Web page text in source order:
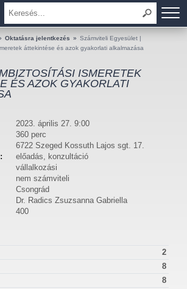
Oktatásra jelentkezés » Számviteli Egyesület |
áttekintése és azok gyakorlati alkalmazása
ISMERETEK
ÉS AZOK GYAKORLATI
2023. április 27. 9:00
360 perc
6722 Szeged Kossuth Lajos sgt. 17.
előadás, konzultáció
vállalkozási
nem számviteli
Csongrád
Dr. Radics Zsuzsanna Gabriella
400
2
8
8